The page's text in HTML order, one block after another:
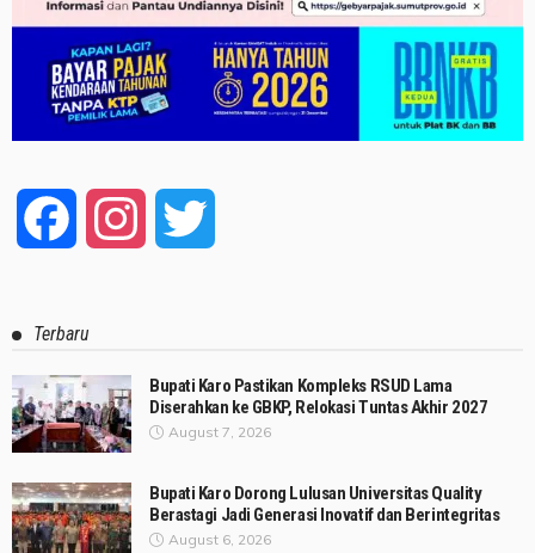
Facebook Instagram
Terbaru
Bupati Karo Pastikan Kompleks RSUD Lama
Diserahkan ke GBKP, Relokasi Tuntas Akhir 2027
August 7, 2026
Bupati Karo Dorong Lulusan Universitas Quality
Berastagi Jadi Generasi Inovatif dan Berintegritas
August 6, 2026